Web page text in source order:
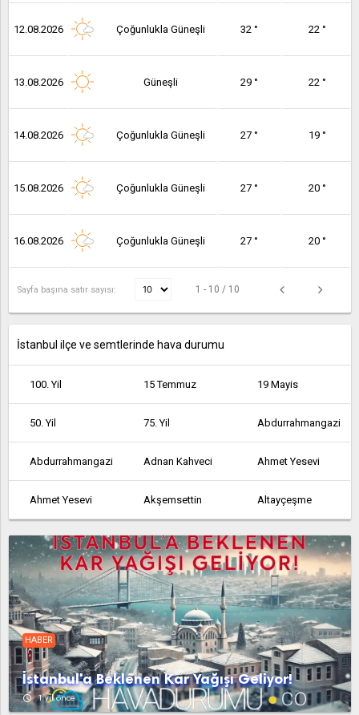
12.08.2026 Çoğunlukla Güneşli 32 ° 22 °
13.08.2026 Güneşli 29 ° 22 °
14.08.2026 Çoğunlukla Güneşli 27 ° 19 °
15.08.2026 Çoğunlukla Güneşli 27 ° 20 °
16.08.2026 Çoğunlukla Güneşli 27 ° 20 °
Sayfa başına satır sayısı: 1 - 10 / 10
İstanbul ilçe ve semtlerinde hava durumu
100. Yil 15 Temmuz 19 Mayis
50. Yil 75. Yil Abdurrahmangazi
Abdurrahmangazi Adnan Kahveci Ahmet Yesevi
Ahmet Yesevi Akşemsettin Altayçeşme
Altinşehir Altintepe Altintepsi
Ambarli Armağanevler Atakent
Atalar Atatürk Atatürk
Atatürk Avcılar Ayazağa
Aydinli Bağcılar Bağlarbaşi
HABER
İstanbul'a Beklenen Kar Yağışı Geliyor!
access_time 1 yıl önce